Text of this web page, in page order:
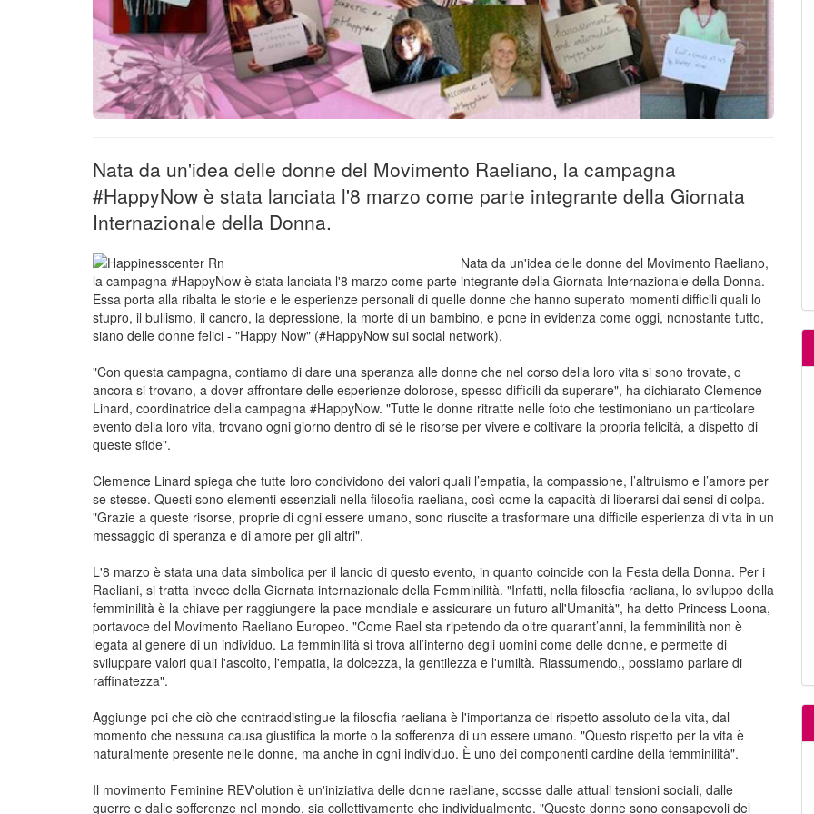
Nata da un'idea delle donne del Movimento Raeliano, la campagna
#HappyNow è stata lanciata l'8 marzo come parte integrante della Giornata
Internazionale della Donna.
Nata da un'idea delle donne del Movimento Raeliano,
la campagna #HappyNow è stata lanciata l'8 marzo come parte integrante della Giornata Internazionale della Donna.
Essa porta alla ribalta le storie e le esperienze personali di quelle donne che hanno superato momenti difficili quali lo
stupro, il bullismo, il cancro, la depressione, la morte di un bambino, e pone in evidenza come oggi, nonostante tutto,
siano delle donne felici - "Happy Now" (#HappyNow sui social network).
"Con questa campagna, contiamo di dare una speranza alle donne che nel corso della loro vita si sono trovate, o
ancora si trovano, a dover affrontare delle esperienze dolorose, spesso difficili da superare", ha dichiarato Clemence
Linard, coordinatrice della campagna #HappyNow. "Tutte le donne ritratte nelle foto che testimoniano un particolare
evento della loro vita, trovano ogni giorno dentro di sé le risorse per vivere e coltivare la propria felicità, a dispetto di
queste sfide".
Clemence Linard spiega che tutte loro condividono dei valori quali l’empatia, la compassione, l’altruismo e l’amore per
se stesse. Questi sono elementi essenziali nella filosofia raeliana, così come la capacità di liberarsi dai sensi di colpa.
"Grazie a queste risorse, proprie di ogni essere umano, sono riuscite a trasformare una difficile esperienza di vita in un
messaggio di speranza e di amore per gli altri".
L'8 marzo è stata una data simbolica per il lancio di questo evento, in quanto coincide con la Festa della Donna. Per i
Raeliani, si tratta invece della Giornata internazionale della Femminilità. "Infatti, nella filosofia raeliana, lo sviluppo della
femminilità è la chiave per raggiungere la pace mondiale e assicurare un futuro all'Umanità", ha detto Princess Loona,
portavoce del Movimento Raeliano Europeo. "Come Rael sta ripetendo da oltre quarant’anni, la femminilità non è
legata al genere di un individuo. La femminilità si trova all’interno degli uomini come delle donne, e permette di
sviluppare valori quali l'ascolto, l'empatia, la dolcezza, la gentilezza e l'umiltà. Riassumendo,, possiamo parlare di
raffinatezza".
Aggiunge poi che ciò che contraddistingue la filosofia raeliana è l'importanza del rispetto assoluto della vita, dal
momento che nessuna causa giustifica la morte o la sofferenza di un essere umano. "Questo rispetto per la vita è
naturalmente presente nelle donne, ma anche in ogni individuo. È uno dei componenti cardine della femminilità".
Il movimento Feminine REV'olution è un'iniziativa delle donne raeliane, scosse dalle attuali tensioni sociali, dalle
guerre e dalle sofferenze nel mondo, sia collettivamente che individualmente. "Queste donne sono consapevoli del